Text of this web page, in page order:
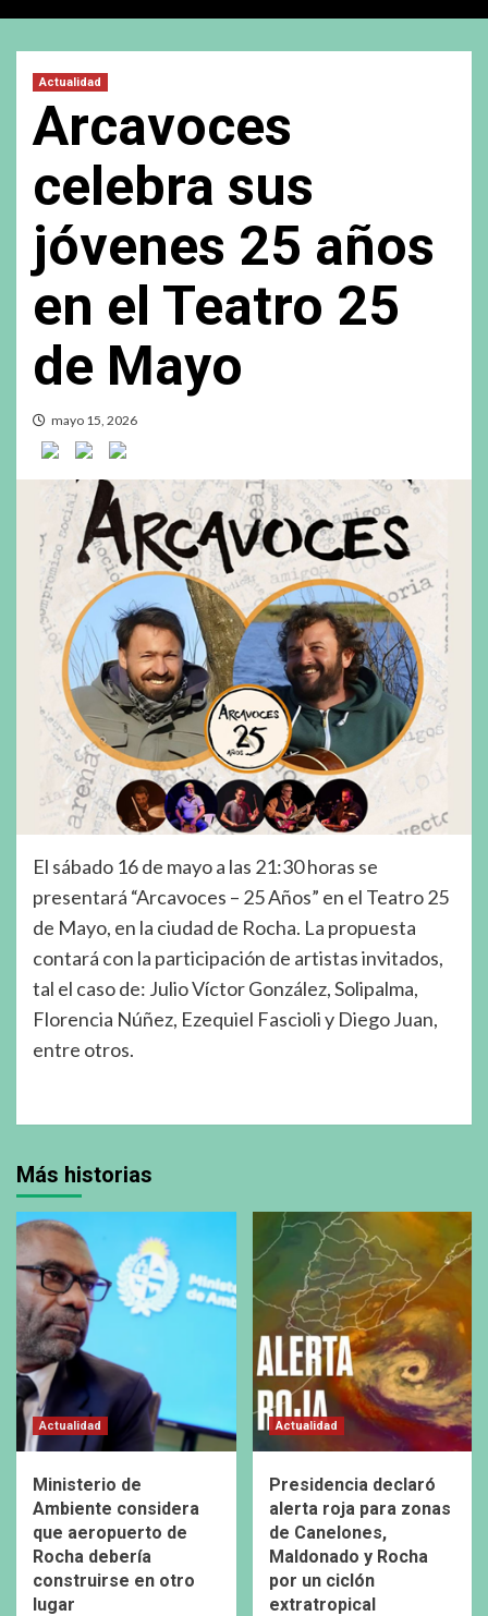
Actualidad
Arcavoces
celebra sus
jóvenes 25 años
en el Teatro 25
de Mayo
mayo 15, 2026
El sábado 16 de mayo a las 21:30 horas se
presentará “Arcavoces – 25 Años” en el Teatro 25
de Mayo, en la ciudad de Rocha. La propuesta
contará con la participación de artistas invitados,
tal el caso de: Julio Víctor González, Solipalma,
Florencia Núñez, Ezequiel Fascioli y Diego Juan,
entre otros.
Más historias
Actualidad
Ministerio de
Ambiente considera
que aeropuerto de
Rocha debería
construirse en otro
lugar
Actualidad
Presidencia declaró
alerta roja para zonas
de Canelones,
Maldonado y Rocha
por un ciclón
extratropical